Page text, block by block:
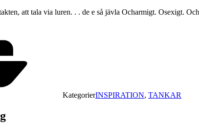
att tala via luren. . . de e så jävla Ocharmigt. Osexigt.
KategorierINSPIRATION, TANKAR